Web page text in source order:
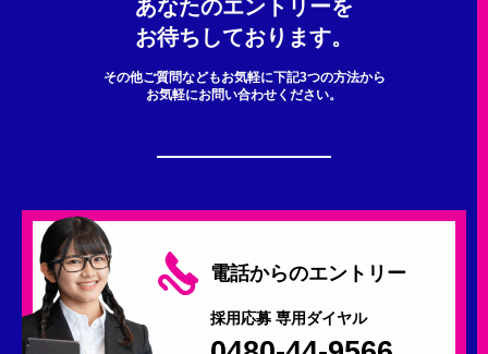
あなたのエントリーを
お待ちしております。
その他ご質問などもお気軽に下記3つの方法から
お気軽にお問い合わせください。
電話からのエントリー
採用応募 専用ダイヤル